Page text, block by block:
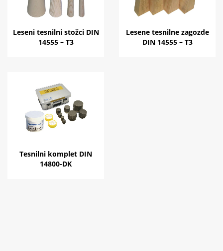
Leseni tesnilni stožci DIN
14555 – T3
Lesene tesnilne zagozde
DIN 14555 – T3
Tesnilni komplet DIN
14800-DK